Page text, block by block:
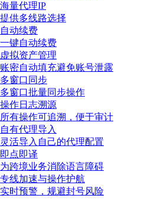
海量代理IP
提供多线路选择
自动续费
一键自动续费
虚拟资产管理
账密自动填充避免账号泄露
多窗口同步
多窗口批量同步操作
操作日志溯源
所有操作可追溯，便于审计
自有代理导入
灵活导入自己的代理配置
即点即译
为跨境业务消除语言障碍
专线加速与操作护航
实时预警，规避封号风险